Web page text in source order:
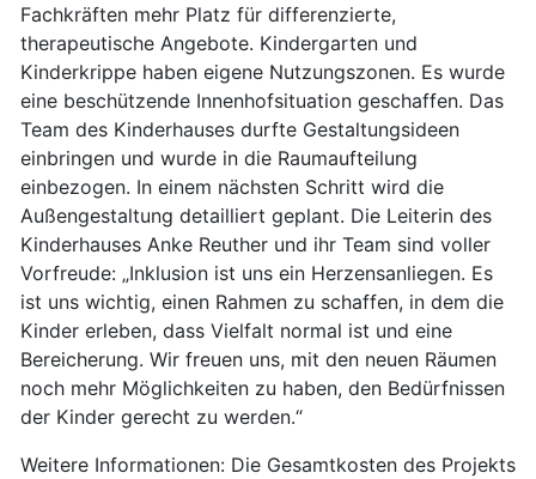
Fachkräften mehr Platz für differenzierte,
therapeutische Angebote. Kindergarten und
Kinderkrippe haben eigene Nutzungszonen. Es wurde
eine beschützende Innenhofsituation geschaffen. Das
Team des Kinderhauses durfte Gestaltungsideen
einbringen und wurde in die Raumaufteilung
einbezogen. In einem nächsten Schritt wird die
Außengestaltung detailliert geplant. Die Leiterin des
Kinderhauses Anke Reuther und ihr Team sind voller
Vorfreude: „Inklusion ist uns ein Herzensanliegen. Es
ist uns wichtig, einen Rahmen zu schaffen, in dem die
Kinder erleben, dass Vielfalt normal ist und eine
Bereicherung. Wir freuen uns, mit den neuen Räumen
noch mehr Möglichkeiten zu haben, den Bedürfnissen
der Kinder gerecht zu werden.“
Weitere Informationen: Die Gesamtkosten des Projekts